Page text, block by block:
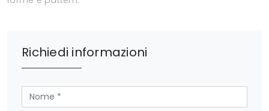
Richiedi informazioni